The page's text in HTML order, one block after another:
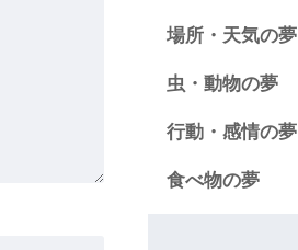
場所・天気の夢
虫・動物の夢
行動・感情の夢
食べ物の夢